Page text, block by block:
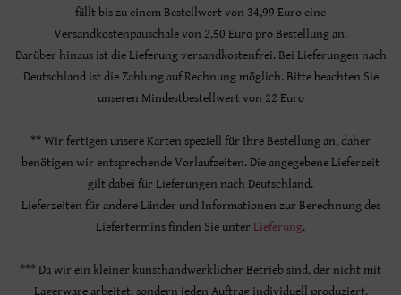
fällt bis zu einem Bestellwert von 34,99 Euro eine
Versandkostenpauschale von 2,50 Euro pro Bestellung an.
Darüber hinaus ist die Lieferung versandkostenfrei. Bei Lieferungen nach
Deutschland ist die Zahlung auf Rechnung möglich. Bitte beachten Sie
unseren Mindestbestellwert von 22 Euro
** Wir fertigen unsere Karten speziell für Ihre Bestellung an, daher
benötigen wir entsprechende Vorlaufzeiten. Die angegebene Lieferzeit
gilt dabei für Lieferungen nach Deutschland.
Lieferzeiten für andere Länder und Informationen zur Berechnung des
Liefertermins finden Sie unter Lieferung.
*** Da wir ein kleiner kunsthandwerklicher Betrieb sind, der nicht mit
Lagerware arbeitet, sondern jeden Auftrag individuell produziert,